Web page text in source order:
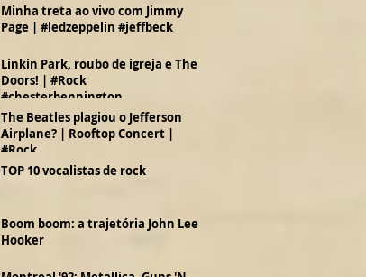
Minha treta ao vivo com Jimmy
Page | #ledzeppelin #jeffbeck
Linkin Park, roubo de igreja e The
Doors! | #Rock
#chesterbennington
The Beatles plagiou o Jefferson
Airplane? | Rooftop Concert |
#Rock
TOP 10 vocalistas de rock
Boom boom: a trajetória John Lee
Hooker